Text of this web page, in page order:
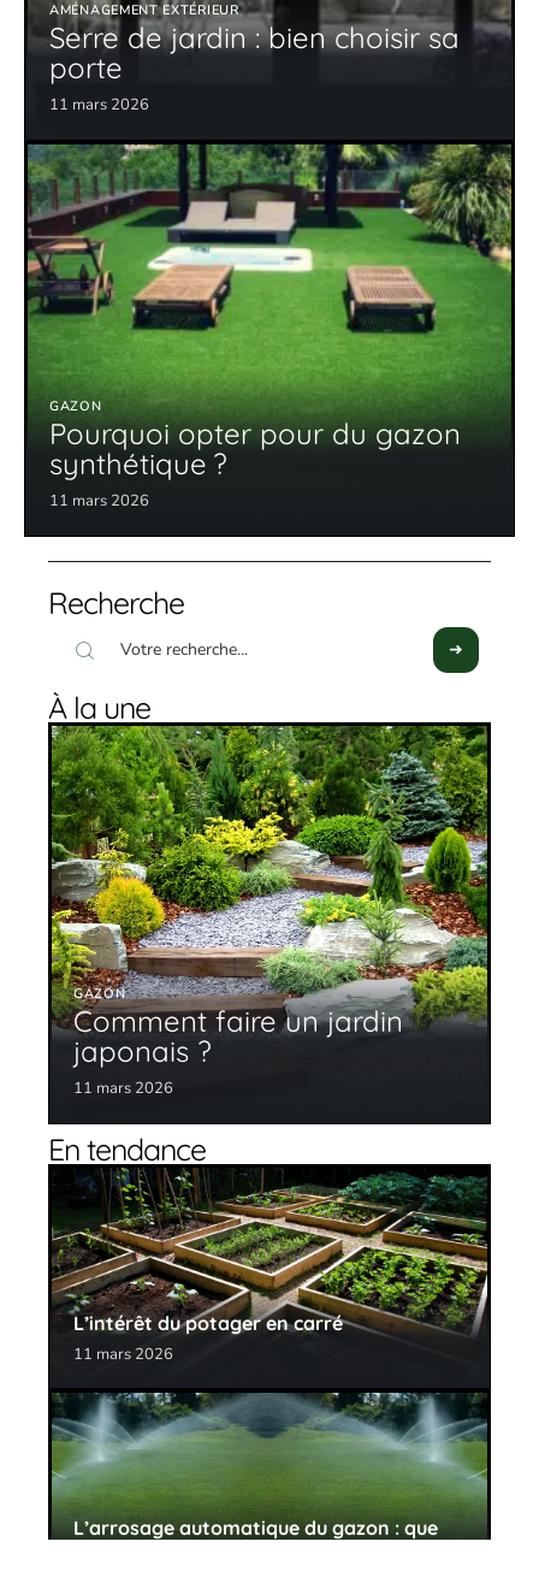
AMÉNAGEMENT EXTÉRIEUR
Serre de jardin : bien choisir sa
porte
11 mars 2026
GAZON
Pourquoi opter pour du gazon
synthétique ?
11 mars 2026
Recherche
À la une
GAZON
Comment faire un jardin
japonais ?
11 mars 2026
En tendance
L’intérêt du potager en carré
11 mars 2026
L’arrosage automatique du gazon : que
choisir ?